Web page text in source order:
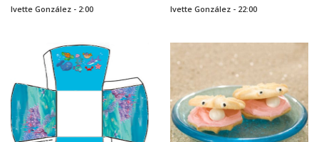
Ivette González - 2:00 Ivette González - 22:00